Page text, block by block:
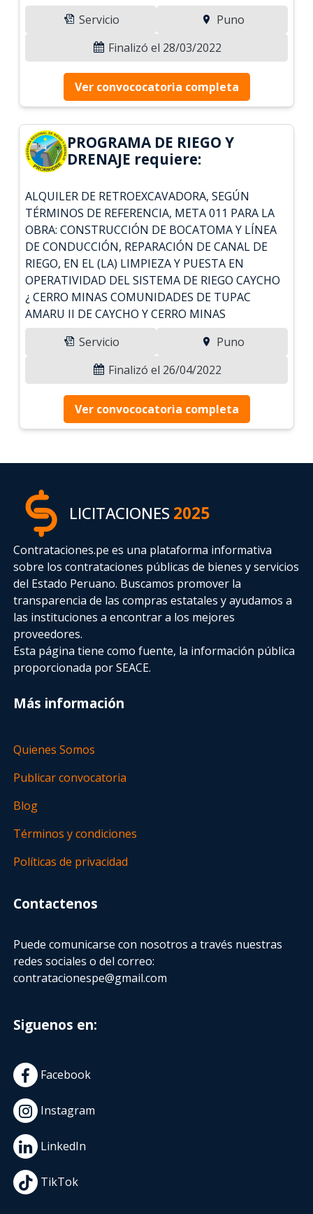
Servicio
Puno
Finalizó el 28/03/2022
Ver convococatoria completa
PROGRAMA DE RIEGO Y
DRENAJE requiere:
ALQUILER DE RETROEXCAVADORA, SEGÚN
TÉRMINOS DE REFERENCIA, META 011 PARA LA
OBRA: CONSTRUCCIÓN DE BOCATOMA Y LÍNEA
DE CONDUCCIÓN, REPARACIÓN DE CANAL DE
RIEGO, EN EL (LA) LIMPIEZA Y PUESTA EN
OPERATIVIDAD DEL SISTEMA DE RIEGO CAYCHO
¿ CERRO MINAS COMUNIDADES DE TUPAC
AMARU II DE CAYCHO Y CERRO MINAS
Servicio
Puno
Finalizó el 26/04/2022
Ver convococatoria completa
LICITACIONES2025
Contrataciones.pe es una plataforma informativa
sobre los contrataciones públicas de bienes y servicios
del Estado Peruano. Buscamos promover la
transparencia de las compras estatalesy ayudamos a
las instituciones a encontrar a los mejores
proveedores.
Esta página tiene como fuente, la información pública
proporcionada por SEACE.
Más información
Quienes Somos
Publicar convocatoria
Blog
Términos y condiciones
Políticas de privacidad
Contactenos
Puede comunicarse con nosotros a través nuestras
redes sociales o del correo:
contratacionespe@gmail.com
Siguenos en:
Facebook
Instagram
LinkedIn
TikTok